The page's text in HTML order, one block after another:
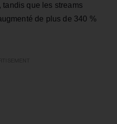
tandis que les streams
de plus de 340 %